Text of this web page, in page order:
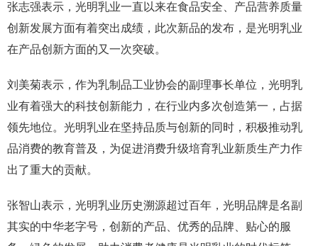
张志强表示，光明乳业一直以来在食品安全、产品营养质量
创新发展方面有着突出成绩，此次新品的发布，是光明乳业
在产品创新方面的又一次突破。
刘美菊表示，作为乳制品工业协会的副理事长单位，光明乳
业有着强大的科技创新能力，在行业内多次创造第一，占据
领先地位。光明乳业在坚持品质与创新的同时，积极推动乳
品消费的教育普及，为促进消费升级培育乳业新质生产力作
出了重大的贡献。
张智山表示，光明乳业历史溯源超过百年，光明品牌是名副
其实的中华老字号，创新的产品、优秀的品牌、贴心的服